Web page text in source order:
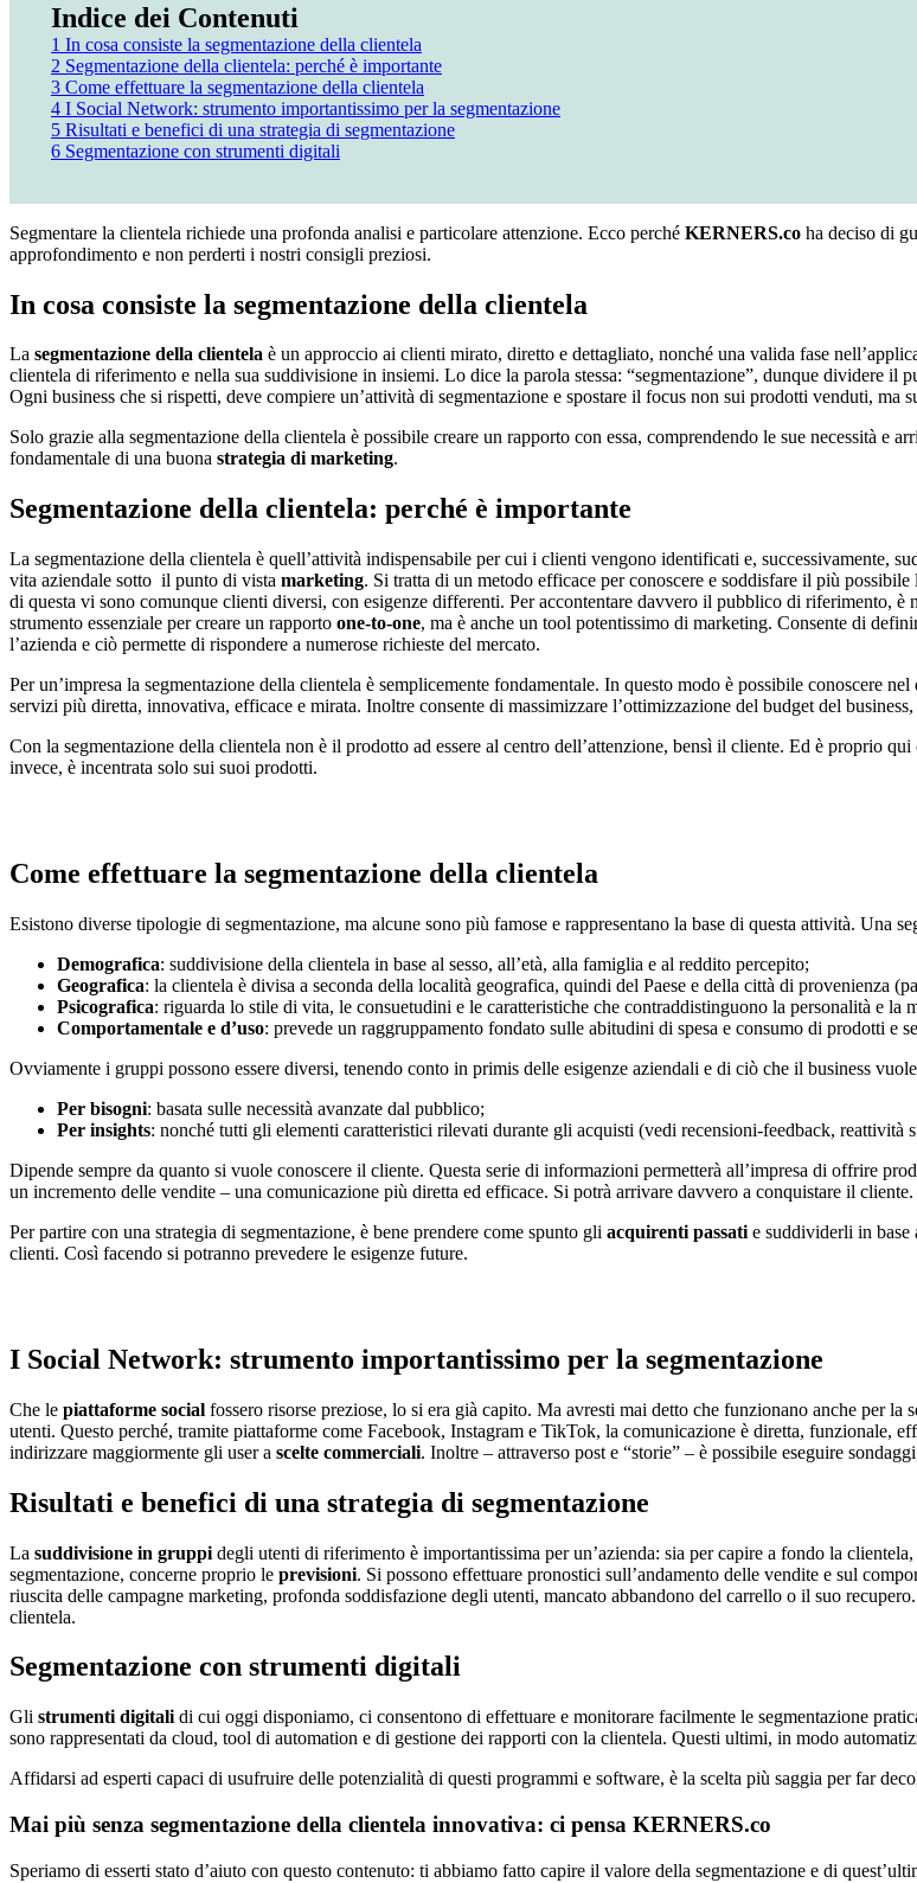
Indice dei Contenuti
1 In cosa consiste la segmentazione della clientela
2 Segmentazione della clientela: perché è importante
3 Come effettuare la segmentazione della clientela
4 I Social Network: strumento importantissimo per la segmentazione
5 Risultati e benefici di una strategia di segmentazione
6 Segmentazione con strumenti digitali
Segmentare la clientela richiede una profonda analisi e particolare attenzione. Ecco perché KERNERS.co ha deciso di
approfondimento e non perderti i nostri consigli preziosi.
In cosa consiste la segmentazione della clientela
La segmentazione della clientela è un approccio ai clienti mirato, diretto e dettagliato, nonché una valida fase
clientela di riferimento e nella sua suddivisione in insiemi. Lo dice la parola stessa: “segmentazione”, dunque dividere
Ogni business che si rispetti, deve compiere un’attività di segmentazione e spostare il focus non sui prodotti venduti, ma
Solo grazie alla segmentazione della clientela è possibile creare un rapporto con essa, comprendendo le sue necessità e
fondamentale di una buona strategia di marketing.
Segmentazione della clientela: perché è importante
La segmentazione della clientela è quell’attività indispensabile per cui i clienti vengono identificati e, successivamente,
vita aziendale sotto il punto di vista marketing. Si tratta di un metodo efficace per conoscere e soddisfare il più
di questa vi sono comunque clienti diversi, con esigenze differenti. Per accontentare davvero il pubblico di riferimento,
strumento essenziale per creare un rapporto one-to-one, ma è anche un tool potentissimo di marketing. Consente di
l’azienda e ciò permette di rispondere a numerose richieste del mercato.
Per un’impresa la segmentazione della clientela è semplicemente fondamentale. In questo modo è possibile conoscere nel
servizi più diretta, innovativa, efficace e mirata. Inoltre consente di massimizzare l’ottimizzazione del budget del
Con la segmentazione della clientela non è il prodotto ad essere al centro dell’attenzione, bensì il cliente. Ed è proprio
invece, è incentrata solo sui suoi prodotti.
Come effettuare la segmentazione della clientela
Esistono diverse tipologie di segmentazione, ma alcune sono più famose e rappresentano la base di questa attività. Una
Demografica: suddivisione della clientela in base al sesso, all’età, alla famiglia e al reddito percepito;
Geografica: la clientela è divisa a seconda della località geografica, quindi del Paese e della città di provenienza
Psicografica: riguarda lo stile di vita, le consuetudini e le caratteristiche che contraddistinguono la personalità e la
Comportamentale e d’uso: prevede un raggruppamento fondato sulle abitudini di spesa e consumo di prodotti e
Ovviamente i gruppi possono essere diversi, tenendo conto in primis delle esigenze aziendali e di ciò che il business
Per bisogni: basata sulle necessità avanzate dal pubblico;
Per insights: nonché tutti gli elementi caratteristici rilevati durante gli acquisti (vedi recensioni-feedback, reattività
Dipende sempre da quanto si vuole conoscere il cliente. Questa serie di informazioni permetterà all’impresa di offrire
un incremento delle vendite – una comunicazione più diretta ed efficace. Si potrà arrivare davvero a conquistare il cliente.
Per partire con una strategia di segmentazione, è bene prendere come spunto gli acquirenti passati e suddividerli in
clienti. Così facendo si potranno prevedere le esigenze future.
I Social Network: strumento importantissimo per la segmentazione
Che le piattaforme social fossero risorse preziose, lo si era già capito. Ma avresti mai detto che funzionano anche per
utenti. Questo perché, tramite piattaforme come Facebook, Instagram e TikTok, la comunicazione è diretta, funzionale,
indirizzare maggiormente gli user a scelte commerciali. Inoltre – attraverso post e “storie” – è possibile eseguire
Risultati e benefici di una strategia di segmentazione
La suddivisione in gruppi degli utenti di riferimento è importantissima per un’azienda: sia per capire a fondo la
segmentazione, concerne proprio le previsioni. Si possono effettuare pronostici sull’andamento delle vendite e sul
riuscita delle campagne marketing, profonda soddisfazione degli utenti, mancato abbandono del carrello o il suo
clientela.
Segmentazione con strumenti digitali
Gli strumenti digitali di cui oggi disponiamo, ci consentono di effettuare e monitorare facilmente le segmentazione
sono rappresentati da cloud, tool di automation e di gestione dei rapporti con la clientela. Questi ultimi, in modo
Affidarsi ad esperti capaci di usufruire delle potenzialità di questi programmi e software, è la scelta più saggia per far
Mai più senza segmentazione della clientela innovativa: ci pensa KERNERS.co
Speriamo di esserti stato d’aiuto con questo contenuto: ti abbiamo fatto capire il valore della segmentazione e di